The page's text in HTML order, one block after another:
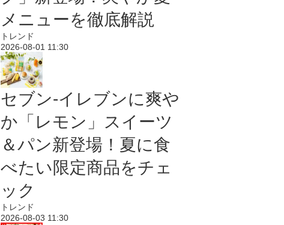
メニューを徹底解説
トレンド
2026-08-01 11:30
セブン‐イレブンに爽や
か「レモン」スイーツ
＆パン新登場！夏に食
べたい限定商品をチェ
ック
トレンド
2026-08-03 11:30